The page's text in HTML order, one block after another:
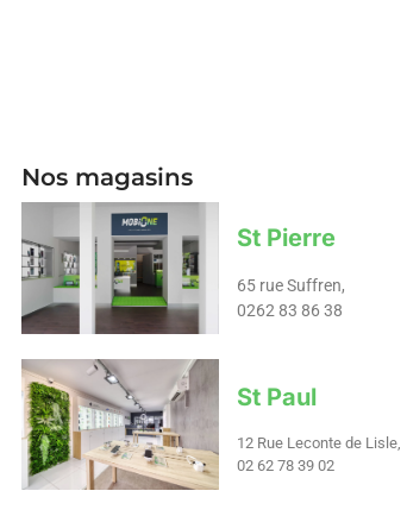
Nos magasins
St Pierre
65 rue Suffren,
0262 83 86 38
St Paul
12 Rue Leconte de Lisle,
02 62 78 39 02​